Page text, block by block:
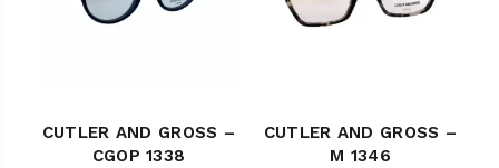
CUTLER AND GROSS –
CGOP 1338
CUTLER AND GROSS –
M 1346